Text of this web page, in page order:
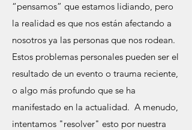
“pensamos” que estamos lidiando, pero
la realidad es que nos están afectando a
nosotros ya las personas que nos rodean.
Estos problemas personales pueden ser el
resultado de un evento o trauma reciente,
o algo más profundo que se ha
manifestado en la actualidad. A menudo,
intentamos "resolver" esto por nuestra